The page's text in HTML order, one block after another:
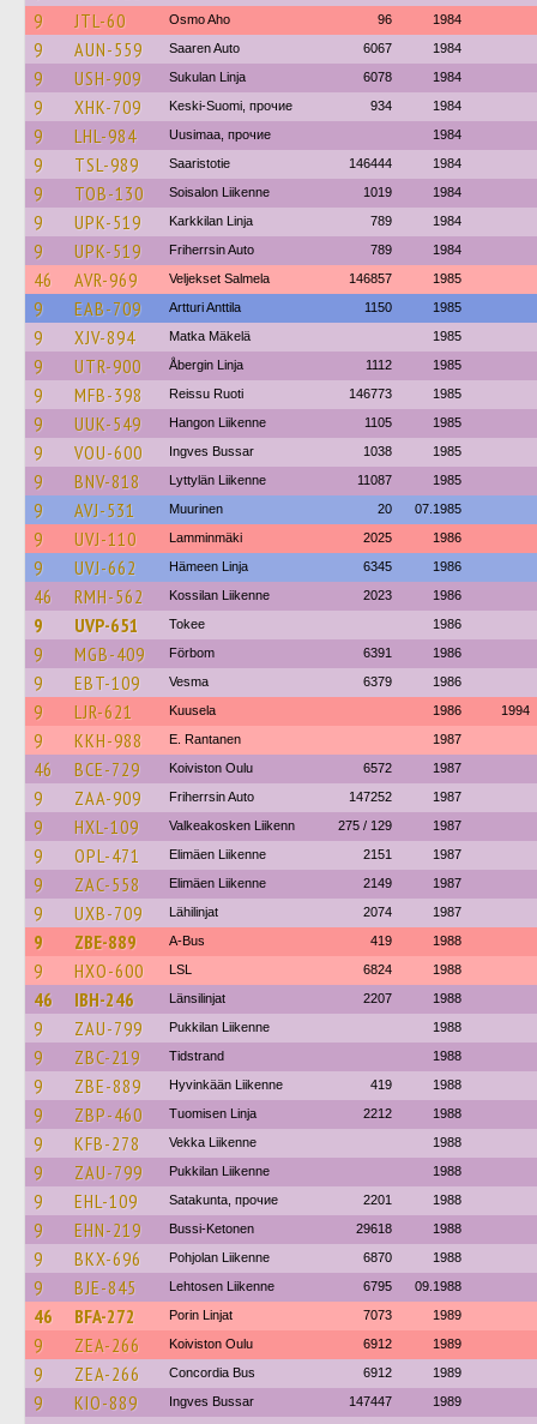
9 JTL-60 Osmo Aho 96 1984
9 AUN-559 Saaren Auto 6067 1984
9 USH-909 Sukulan Linja 6078 1984
9 XHK-709 Keski-Suomi, прочие 934 1984
9 LHL-984 Uusimaa, прочие 1984
9 TSL-989 Saaristotie 146444 1984
9 TOB-130 Soisalon Liikenne 1019 1984
9 UPK-519 Karkkilan Linja 789 1984
9 UPK-519 Friherrsin Auto 789 1984
46 AVR-969 Veljekset Salmela 146857 1985
9 EAB-709 Artturi Anttila 1150 1985
9 XJV-894 Matka Mäkelä 1985
9 UTR-900 Åbergin Linja 1112 1985
9 MFB-398 Reissu Ruoti 146773 1985
9 UUK-549 Hangon Liikenne 1105 1985
9 VOU-600 Ingves Bussar 1038 1985
9 BNV-818 Lyttylän Liikenne 11087 1985
9 AVJ-531 Muurinen 20 07.1985
9 UVJ-110 Lamminmäki 2025 1986
9 UVJ-662 Hämeen Linja 6345 1986
46 RMH-562 Kossilan Liikenne 2023 1986
9 UVP-651 Tokee 1986
9 MGB-409 Förbom 6391 1986
9 EBT-109 Vesma 6379 1986
9 LJR-621 Kuusela 1986 1994
9 KKH-988 E. Rantanen 1987
46 BCE-729 Koiviston Oulu 6572 1987
9 ZAA-909 Friherrsin Auto 147252 1987
9 HXL-109 Valkeakosken Liikenn 275 / 129 1987
9 OPL-471 Elimäen Liikenne 2151 1987
9 ZAC-558 Elimäen Liikenne 2149 1987
9 UXB-709 Lähilinjat 2074 1987
9 ZBE-889 A-Bus 419 1988
9 HXO-600 LSL 6824 1988
46 IBH-246 Länsilinjat 2207 1988
9 ZAU-799 Pukkilan Liikenne 1988
9 ZBC-219 Tidstrand 1988
9 ZBE-889 Hyvinkään Liikenne 419 1988
9 ZBP-460 Tuomisen Linja 2212 1988
9 KFB-278 Vekka Liikenne 1988
9 ZAU-799 Pukkilan Liikenne 1988
9 EHL-109 Satakunta, прочие 2201 1988
9 EHN-219 Bussi-Ketonen 29618 1988
9 BKX-696 Pohjolan Liikenne 6870 1988
9 BJE-845 Lehtosen Liikenne 6795 09.1988
46 BFA-272 Porin Linjat 7073 1989
9 ZEA-266 Koiviston Oulu 6912 1989
9 ZEA-266 Concordia Bus 6912 1989
9 KIO-889 Ingves Bussar 147447 1989